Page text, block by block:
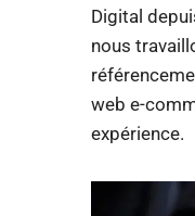
Digital
nous
web e-
expérience.